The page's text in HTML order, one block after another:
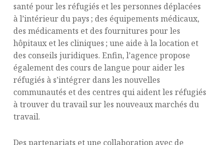
santé pour les réfugiés et les personnes déplacées
à l’intérieur du pays ; des équipements médicaux,
des médicaments et des fournitures pour les
hôpitaux et les cliniques ; une aide à la location et
des conseils juridiques. Enfin, l’agence propose
également des cours de langue pour aider les
réfugiés à s’intégrer dans les nouvelles
communautés et des centres qui aident les réfugiés
à trouver du travail sur les nouveaux marchés du
travail.
Des partenariats et une collaboration avec de